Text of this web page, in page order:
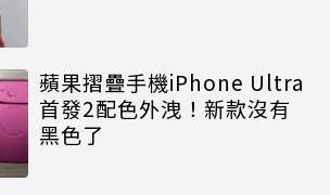
蘋果摺疊手機iPhone Ultra
首發2配色外洩！新款沒有
黑色了